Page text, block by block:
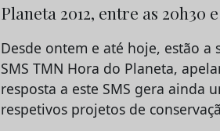
Planeta 2012, entre as 20h30 e
Desde ontem e até hoje, estão a
SMS TMN Hora do Planeta,
resposta a este SMS gera ainda
respetivos projetos de